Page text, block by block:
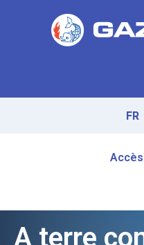
FR
Accès
A terre